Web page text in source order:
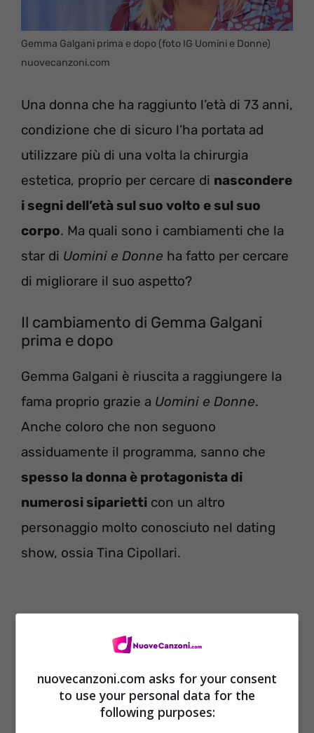
Gemma Galgani prima e dopo (foto IG Uomini e Donne)
nuovecanzoni.com
Una donna che ha raggiunto l’età di 73 anni,
condizione che di sicuro l’ha portata ad
utilizzare più di una volta la chirurgia
estetica, proprio per cercare di nascondere
i segni dell’età sul suo volto e sul suo
corpo. Ma quali sono i cambiamenti che la
star di Uomini e Donne ha fatto per cercare
di migliorare il suo aspetto?
Il cambiamento di Gemma Galgani
prima e dopo
Gemma Galgani è riuscita a raggiungere la
fama proprio grazie a Uomini e Donne.
Anche coloro che non seguono
assiduamente il programma, sanno che
spesso la donna è protagonista di
numerosi siparietti con un altro
personaggio molto conosciuto nel dating
show, ossia Tina Cipollari.
nuovecanzoni.com asks for your consent
to use your personal data for the
following purposes: